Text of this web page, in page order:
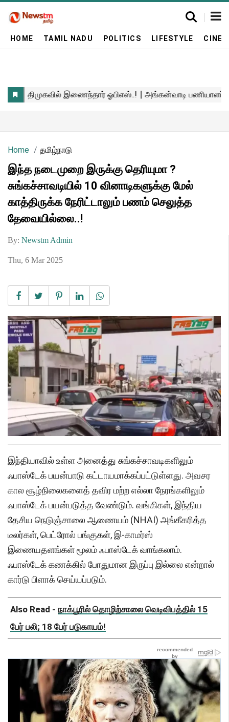
HOME TAMIL NADU POLITICS LIFESTYLE
Home தமிழ்நாடு
இந்த நடைமுறை இருக்கு தெரியுமா ?
சுங்கச்சாவடியில் 10 வினாடிகளுக்கு மேல்
காத்திருக்க நேரிட்டாலும் பணம் செலுத்த
தேவையில்லை..!
By: Newstm Admin
Thu, 6 Mar 2025
இந்தியாவில் உள்ள அனைத்து சுங்கச்சாவடிகளிலும்
ஃபாஸ்டேக் பயன்பாடு கட்டாயமாக்கப்பட்டுள்ளது. அவசர
கால சூழ்நிலைகளைத் தவிர மற்ற எல்லா நேரங்களிலும்
ஃபாஸ்டேக் பயன்படுத்த வேண்டும். வங்கிகள், இந்திய
தேசிய நெடுஞ்சாலை ஆணையம் (NHAI) அங்கீகரித்த
டீலர்கள், பெட்ரோல் பங்குகள், இ-காமர்ஸ்
இணையதளங்கள் மூலம் ஃபாஸ்டேக் வாங்கலாம்.
ஃபாஸ்டேக் கணக்கில் போதுமான இருப்பு இல்லை என்றால்
கார்டு பிளாக் செய்யப்படும்.
Also Read - நாக்பூரில் தொழிற்சாலை வெடிவிபத்தில் 15
பேர் பலி; 18 பேர் படுகாயம்!